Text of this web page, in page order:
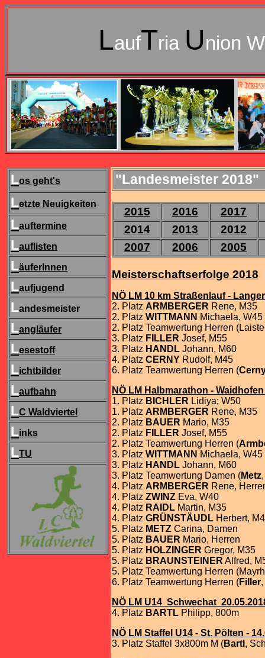
LaufTria Union
Los geht's
Letzte Neuigkeiten
Lauftermine
Lauflisten
LäuferInnen
Laufjugend
Landesmeister
Langläufer
Lesestoff
Lichtbilder
Laufbahn
LC Waldviertel
Links
LTU
"Landesmeister 2018"
2015 2016
2017
2014
2013
2012
2007
2006 2005
Meisterschaftserfolge 2018
NÖ LM 10 km Straßenlauf -
2. Platz ARMBERGER Rene, M35
2. Platz WITTMANN Michaela, W45
2. Platz Teamwertung Herren
3. Platz FILLER Josef, M55
3. Platz HANDL Johann, M60
4. Platz CERNY Rudolf, M45
6. Platz Teamwertung Herren (
NÖ LM Halbmarathon -
1. Platz BICHLER Lidiya; W50
1. Platz ARMBERGER Rene, M35
2. Platz BAUER Mario, M35
2. Platz FILLER Josef, M55
2. Platz Teamwertung Herren (
3. Platz WITTMANN Michaela, W45
3. Platz HANDL Johann, M60
3. Platz Teamwertung Damen (Metz
4. Platz ARMBERGER Rene,
4. Platz ZWINZ Eva, W40
4. Platz RAIDL Martin, M35
4. Platz GRÜNSTÄUDL Herbert,
5. Platz METZ Carina, Damen
5. Platz BAUER Mario, Herren
5. Platz HOLZINGER Gregor, M35
5. Platz BRAUNSTEINER Alfred,
5. Platz Teamwertung Herren
6. Platz Teamwertung Herren (Filler
NÖ LM U14 Schwechat
4. Platz BARTL Philipp, 800m
NÖ LM Staffel U14 - St. Pölten -
3. Platz Staffel 3x800m M (Bartl ,